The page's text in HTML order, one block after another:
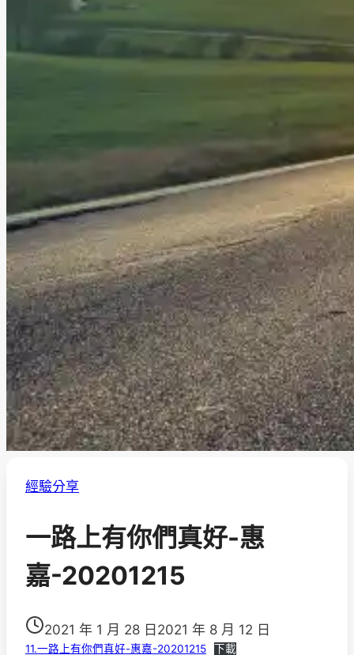
經驗分享
一路上有你們真好-惠
嘉-20201215
2021 年 1 月 28 日 2021 年 8 月 12 日
11.一路上有你們真好-惠嘉-20201215 下載